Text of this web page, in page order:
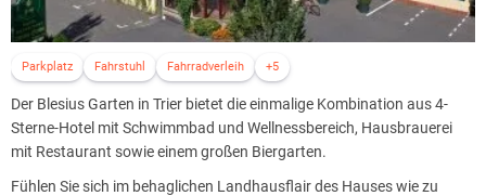
Parkplatz Fahrstuhl Fahrradverleih +5
Der Blesius Garten in Trier bietet die einmalige Kombination aus 4-
Sterne-Hotel mit Schwimmbad und Wellnessbereich, Hausbrauerei
mit Restaurant sowie einem großen Biergarten.
Fühlen Sie sich im behaglichen Landhausflair des Hauses wie zu